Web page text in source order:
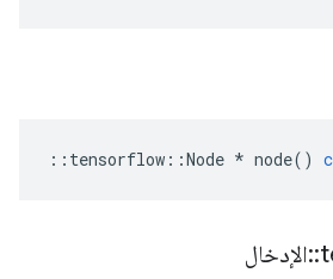
:: tensorflow ::Node * node()
::الإدخال